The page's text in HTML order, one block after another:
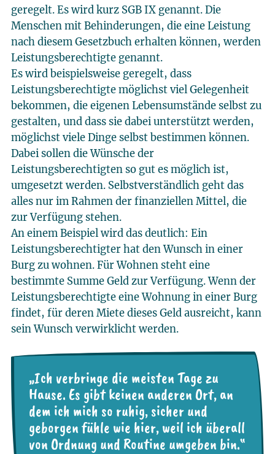
geregelt. Es wird kurz SGB IX genannt. Die
Menschen mit Behinderungen, die eine Leistung
nach diesem Gesetzbuch erhalten können, werden
Leistungsberechtigte genannt.
Es wird beispielsweise geregelt, dass
Leistungsberechtigte möglichst viel Gelegenheit
bekommen, die eigenen Lebensumstände selbst zu
gestalten, und dass sie dabei unterstützt werden,
möglichst viele Dinge selbst bestimmen können.
Dabei sollen die Wünsche der
Leistungsberechtigten so gut es möglich ist,
umgesetzt werden. Selbstverständlich geht das
alles nur im Rahmen der finanziellen Mittel, die
zur Verfügung stehen.
An einem Beispiel wird das deutlich: Ein
Leistungsberechtigter hat den Wunsch in einer
Burg zu wohnen. Für Wohnen steht eine
bestimmte Summe Geld zur Verfügung. Wenn der
Leistungsberechtigte eine Wohnung in einer Burg
findet, für deren Miete dieses Geld ausreicht, kann
sein Wunsch verwirklicht werden.
„Ich verbringe die meisten Tage zu
Hause. Es gibt keinen anderen Ort, an
dem ich mich so ruhig, sicher und
geborgen fühle wie hier, weil ich überall
von Ordnung und Routine umgeben bin.“